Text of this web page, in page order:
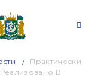
Практически
В